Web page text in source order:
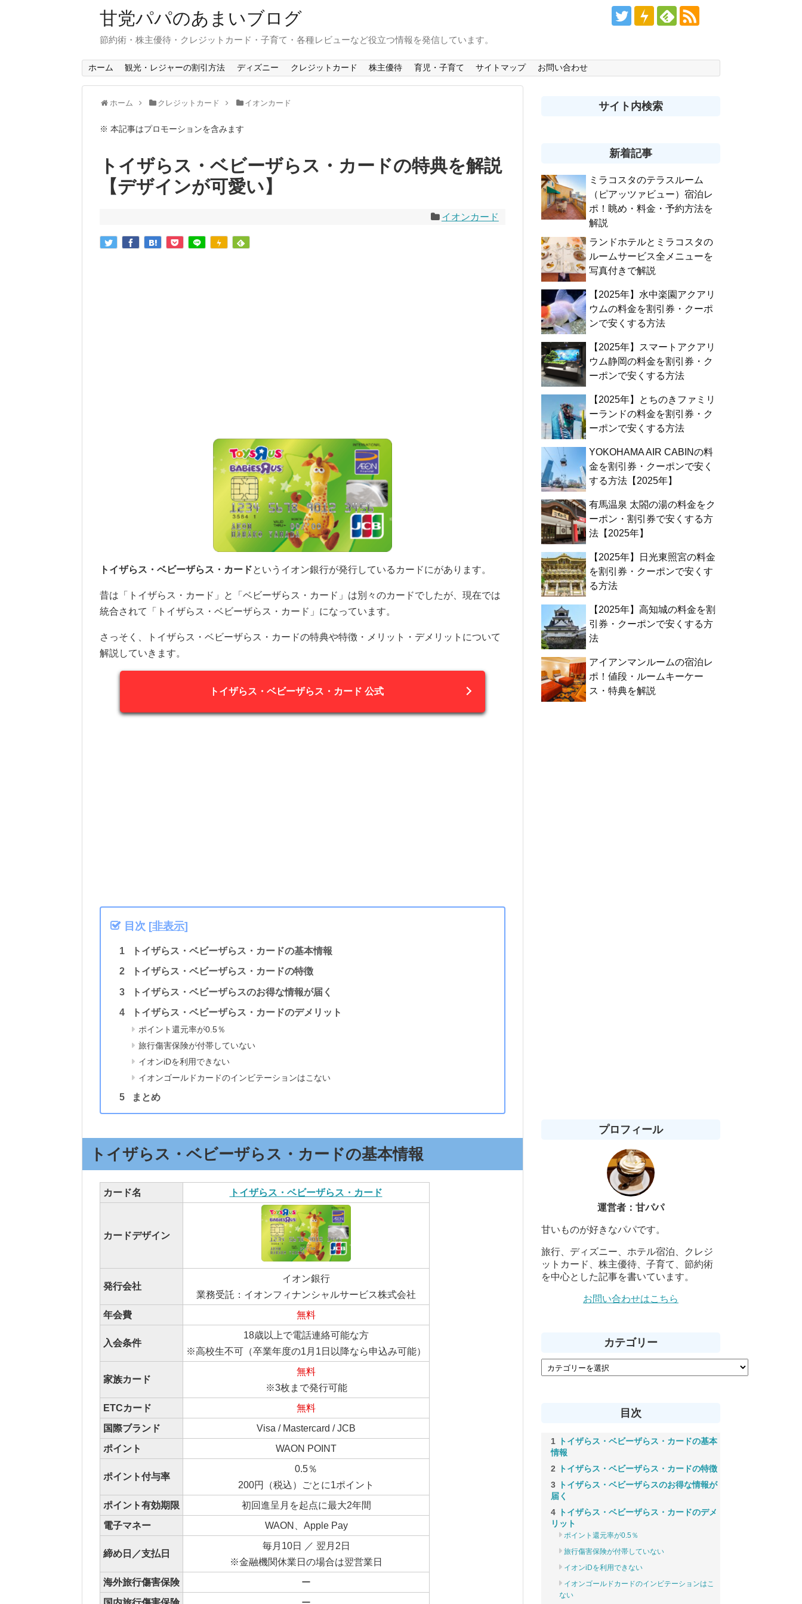
甘党パパのあまいブログ
節約術・株主優待・クレジットカード・子育て・各種レビューなど役立つ情報を発信しています。
ホーム 観光・レジャーの割引方法 ディズニー クレジットカード 株主優待 育児・子育て サイトマップ お問い合わせ
ホーム クレジットカード イオンカード
※ 本記事はプロモーションを含みます
トイザらス・ベビーザらス・カードの特典を解説
【デザインが可愛い】
イオンカード
トイザらス・ベビーザらス・カードというイオン銀行が発行しているカードにがあります。
昔は「トイザらス・カード」と「ベビーザらス・カード」は別々のカードでしたが、現在では
統合されて「トイザらス・ベビーザらス・カード」になっています。
さっそく、トイザらス・ベビーザらス・カードの特典や特徴・メリット・デメリットについて
解説していきます。
トイザらス・ベビーザらス・カード 公式
目次 [非表示]
トイザらス・ベビーザらス・カードの基本情報
トイザらス・ベビーザらス・カードの特徴
トイザらス・ベビーザらスのお得な情報が届く
トイザらス・ベビーザらス・カードのデメリット
ポイント還元率が0.5％
旅行傷害保険が付帯していない
イオンiDを利用できない
イオンゴールドカードのインビテーションはこない
まとめ
トイザらス・ベビーザらス・カードの基本情報
カード名 トイザらス・ベビーザらス・カード
カードデザイン
発行会社
イオン銀行
業務受託：イオンフィナンシャルサービス株式会社
年会費
無料
入会条件
18歳以上で電話連絡可能な方
※高校生不可（卒業年度の1月1日以降なら申込み可能）
家族カード
無料
※3枚まで発行可能
ETCカード
無料
国際ブランド
Visa / Mastercard / JCB
ポイント
WAON POINT
ポイント付与率
0.5％
200円（税込）ごとに1ポイント
ポイント有効期限
初回進呈月を起点に最大2年間
電子マネー
WAON、Apple Pay
締め日／支払日
毎月10日 ／ 翌月2日
※金融機関休業日の場合は翌営業日
海外旅行傷害保険
ー
サイト内検索
新着記事
ミラコスタのテラスルーム
（ピアッツァビュー）宿泊レ
ポ！眺め・料金・予約方法を
解説
ランドホテルとミラコスタの
ルームサービス全メニューを
写真付きで解説
【2025年】水中楽園アクアリ
ウムの料金を割引券・クーポ
ンで安くする方法
【2025年】スマートアクアリ
ウム静岡の料金を割引券・ク
ーポンで安くする方法
【2025年】とちのきファミリ
ーランドの料金を割引券・ク
ーポンで安くする方法
YOKOHAMA AIR CABINの料
金を割引券・クーポンで安く
する方法【2025年】
有馬温泉 太閤の湯の料金をク
ーポン・割引券で安くする方
法【2025年】
【2025年】日光東照宮の料金
を割引券・クーポンで安くす
る方法
【2025年】高知城の料金を割
引券・クーポンで安くする方
法
アイアンマンルームの宿泊レ
ポ！値段・ルームキーケー
ス・特典を解説
プロフィール
運営者：甘パパ
甘いものが好きなパパです。
旅行、ディズニー、ホテル宿泊、クレジ
ットカード、株主優待、子育て、節約術
を中心とした記事を書いています。
お問い合わせはこちら
カテゴリー
目次
トイザらス・ベビーザらス・カードの基本
情報
トイザらス・ベビーザらス・カードの特徴
トイザらス・ベビーザらスのお得な情報が
届く
トイザらス・ベビーザらス・カードのデメ
リット
ポイント還元率が0.5％
旅行傷害保険が付帯していない
イオンiDを利用できない
イオンゴールドカードのインビテーションはこ
ない